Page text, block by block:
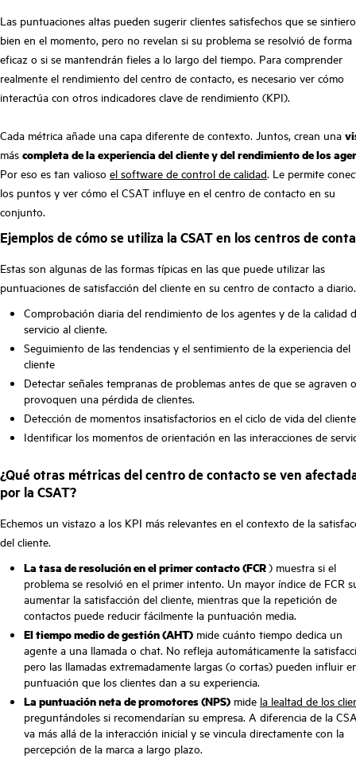
Las puntuaciones altas pueden sugerir clientes satisfechos que se
bien en el momento, pero no revelan si su problema se resolvió de forma
eficaz o si se mantendrán fieles a lo largo del tiempo. Para comprender
realmente el rendimiento del centro de contacto, es necesario ver cómo
interactúa con otros indicadores clave de rendimiento (KPI).
Cada métrica añade una capa diferente de contexto. Juntos, crean una
más completa de la experiencia del cliente y del rendimiento de los
Por eso es tan valioso el software de control de calidad. Le permite
los puntos y ver cómo el CSAT influye en el centro de contacto en su
conjunto.
Ejemplos de cómo se utiliza la CSAT en los centros de
Estas son algunas de las formas típicas en las que puede utilizar las
puntuaciones de satisfacción del cliente en su centro de contacto a diario.
Comprobación diaria del rendimiento de los agentes y de la calidad
servicio al cliente.
Seguimiento de las tendencias y el sentimiento de la experiencia del
cliente
Detectar señales tempranas de problemas antes de que se agraven o
provoquen una pérdida de clientes.
Detección de momentos insatisfactorios en el ciclo de vida del cliente
Identificar los momentos de orientación en las interacciones de
¿Qué otras métricas del centro de contacto se ven
por la CSAT?
Echemos un vistazo a los KPI más relevantes en el contexto de la
del cliente.
La tasa de resolución en el primer contacto (FCR) muestra si el
problema se resolvió en el primer intento. Un mayor índice de FCR
aumentar la satisfacción del cliente, mientras que la repetición de
contactos puede reducir fácilmente la puntuación media.
El tiempo medio de gestión (AHT) mide cuánto tiempo dedica un
agente a una llamada o chat. No refleja automáticamente la
pero las llamadas extremadamente largas (o cortas) pueden influir
puntuación que los clientes dan a su experiencia.
La puntuación neta de promotores (NPS) mide la lealtad de los
preguntándoles si recomendarían su empresa. A diferencia de la
va más allá de la interacción inicial y se vincula directamente con la
percepción de la marca a largo plazo.